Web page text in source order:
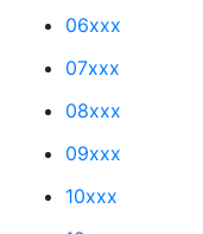
06xxx
07xxx
08xxx
09xxx
10xxx